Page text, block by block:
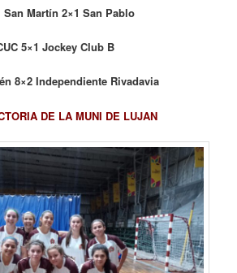
San Martín 2×1 San Pablo
5×1 Jockey Club B
8×2 Independiente Rivadavia
DE LA MUNI DE LUJAN